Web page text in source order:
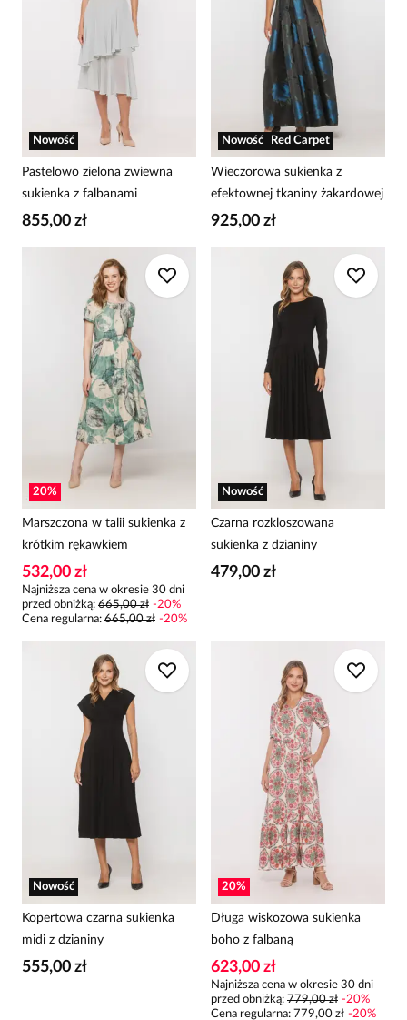
Nowość
Pastelowo zielona zwiewna
sukienka z falbanami
855,00 zł
Nowość Red Carpet
Wieczorowa sukienka z
efektownej tkaniny żakardowej
925,00 zł
20%
Marszczona w talii sukienka z
krótkim rękawkiem
532,00 zł
Najniższa cena w okresie 30 dni
przed obniżką: 665,00 zł -20%
Cena regularna: 665,00 zł -20%
Nowość
Czarna rozkloszowana
sukienka z dzianiny
479,00 zł
Nowość
Kopertowa czarna sukienka
midi z dzianiny
555,00 zł
20%
Długa wiskozowa sukienka
boho z falbaną
623,00 zł
Najniższa cena w okresie 30 dni
przed obniżką: 779,00 zł -20%
Cena regularna: 779,00 zł -20%